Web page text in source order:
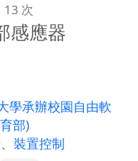
13 次
感應器
學承辦校園自由軟
部)
、 裝置控制